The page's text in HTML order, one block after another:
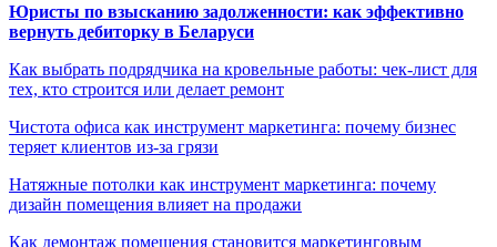
Юристы по взысканию задолженности: как эффективно
вернуть дебиторку в Беларуси
Как выбрать подрядчика на кровельные работы: чек-лист для
тех, кто строится или делает ремонт
Чистота офиса как инструмент маркетинга: почему бизнес
теряет клиентов из-за грязи
Натяжные потолки как инструмент маркетинга: почему
дизайн помещения влияет на продажи
Как демонтаж помещения становится маркетинговым